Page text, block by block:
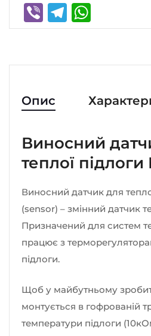
ViberTelegram
Опис
Виносний
теплої підлоги
Виносний датчик для
(sensor) – змінний датчик
Призначений для систем
працює з
підлоги.
Щоб у майбутньому
монтується в гофрованій
температури підлоги